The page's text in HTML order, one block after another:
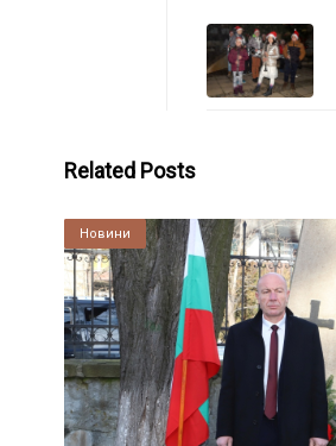
Related Posts
Култура
Новини